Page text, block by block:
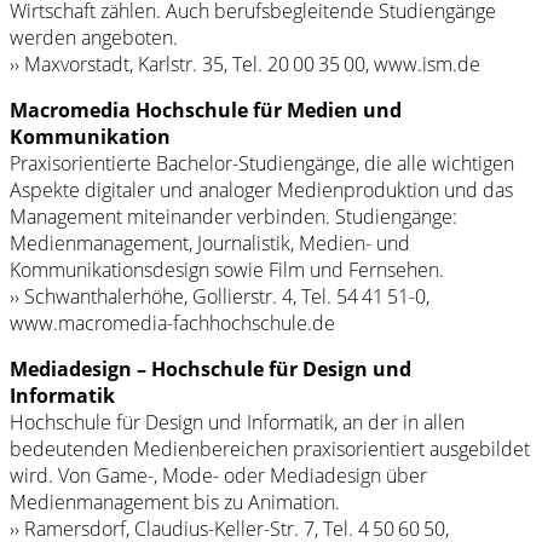
Wirtschaft zählen. Auch berufsbegleitende Studiengänge
werden angeboten.
›› Maxvorstadt, Karlstr. 35, Tel. 20 00 35 00, www.ism.de
Macromedia Hochschule für Medien und
Kommunikation
Praxisorientierte Bachelor-Studiengänge, die alle wichtigen
Aspekte digitaler und analoger Medienproduktion und das
Management miteinander verbinden. Studiengänge:
Medienmanagement, Journalistik, Medien- und
Kommunikationsdesign sowie Film und Fernsehen.
›› Schwanthalerhöhe, Gollierstr. 4, Tel. 54 41 51-0,
www.macromedia-fachhochschule.de
Mediadesign – Hochschule für Design und
Informatik
Hochschule für Design und Informatik, an der in allen
bedeutenden Medienbereichen praxisorientiert ausgebildet
wird. Von Game-, Mode- oder Mediadesign über
Medienmanagement bis zu Animation.
›› Ramersdorf, Claudius-Keller-Str. 7, Tel. 4 50 60 50,